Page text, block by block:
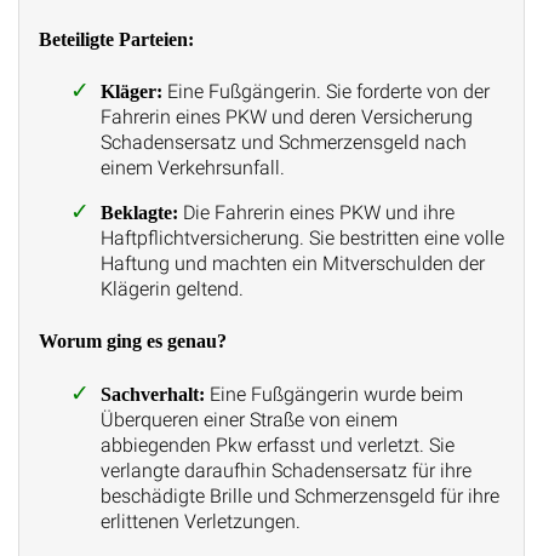
Beteiligte Parteien:
Kläger: Eine Fußgängerin. Sie forderte von der
Fahrerin eines PKW und deren Versicherung
Schadensersatz und Schmerzensgeld nach
einem Verkehrsunfall.
Beklagte: Die Fahrerin eines PKW und ihre
Haftpflichtversicherung. Sie bestritten eine volle
Haftung und machten ein Mitverschulden der
Klägerin geltend.
Worum ging es genau?
Sachverhalt: Eine Fußgängerin wurde beim
Überqueren einer Straße von einem
abbiegenden Pkw erfasst und verletzt. Sie
verlangte daraufhin Schadensersatz für ihre
beschädigte Brille und Schmerzensgeld für ihre
erlittenen Verletzungen.